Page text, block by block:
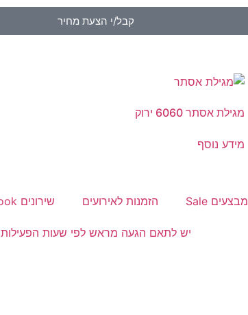
קבל/י הצעת מחיר
מגילת אסתר 6060 ירוק
מידע נוסף
מבצעים Sale הזמנות לאירועים שירונים Song Book
יש לתאם הגעה מראש לפי שעות הפעילות